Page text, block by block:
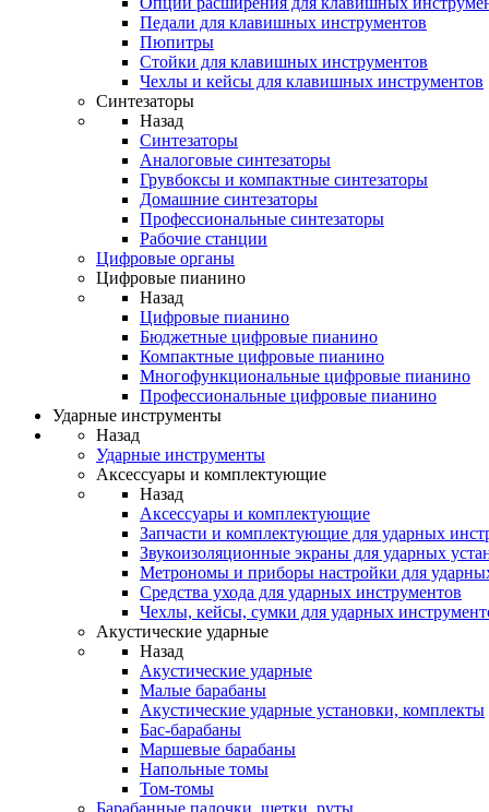
Педали для клавишных инструментов
Пюпитры
Стойки для клавишных инструментов
Чехлы и кейсы для клавишных инструментов
Синтезаторы
Назад
Синтезаторы
Аналоговые синтезаторы
Грувбоксы и компактные синтезаторы
Домашние синтезаторы
Профессиональные синтезаторы
Рабочие станции
Цифровые органы
Цифровые пианино
Назад
Цифровые пианино
Бюджетные цифровые пианино
Компактные цифровые пианино
Многофункциональные цифровые пианино
Профессиональные цифровые пианино
Ударные инструменты
Назад
Ударные инструменты
Аксессуары и комплектующие
Назад
Аксессуары и комплектующие
Запчасти и комплектующие для ударных
Звукоизоляционные экраны для ударных
Метрономы и приборы настройки для
Средства ухода для ударных инструментов
Чехлы, кейсы, сумки для ударных
Акустические ударные
Назад
Акустические ударные
Mалые барабаны
Акустические ударные установки, комплекты
Бас-барабаны
Маршевые барабаны
Напольные томы
Том-томы
Барабанные палочки, щетки, руты